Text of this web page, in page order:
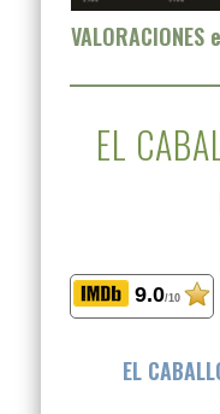
VALORACIONES
EL
9.0/10
EL